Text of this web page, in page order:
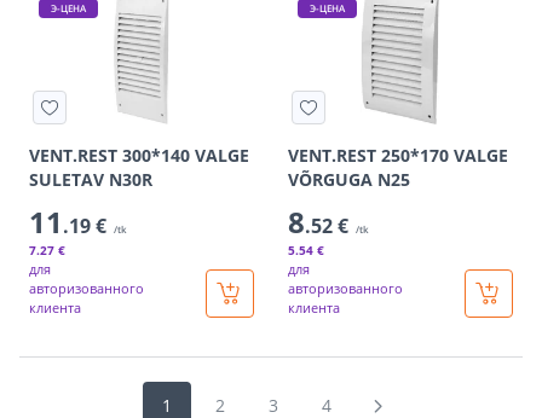
Э-ЦЕНА
VENT.REST 300*140 VALGE
SULETAV N30R
11 .19 € /tk
7.27 €
для
авторизованного
клиента
Э-ЦЕНА
VENT.REST 250*170 VALGE
VÕRGUGA N25
8.52 € /tk
5.54 €
для
авторизованного
клиента
1 2 3 4